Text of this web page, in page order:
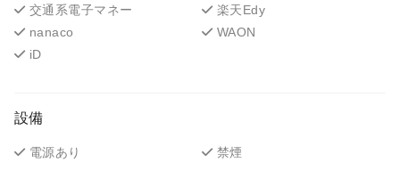
交通系電子マネー
楽天Edy
nanaco
WAON
iD
設備
電源あり 禁煙